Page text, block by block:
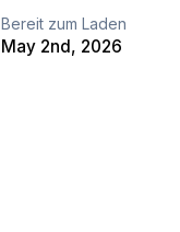
Bereit zum Laden
May 2nd, 2026